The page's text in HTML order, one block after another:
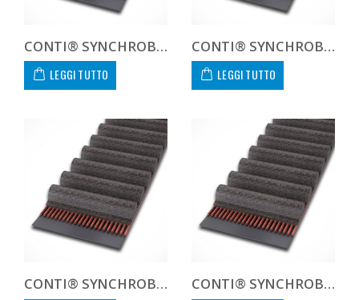
CONTI® SYNCHROBELT HTD8106485
LEGGI TUTTO
CONTI® SYNCHROBELT HTD81080 CUSTOM
LEGGI TUTTO
CONTI® SYNCHROBELT HTD8108020 CONTI® SYNCHROBELT HTD8108030